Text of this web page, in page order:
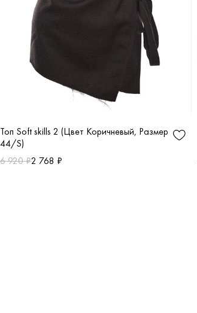
Топ Soft skills 2 (Цвет Коричневый, Размер
44/S)
6 920 ₽2 768 ₽